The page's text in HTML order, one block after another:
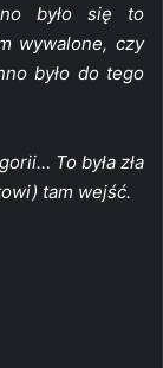
było się to
wywalone, czy
było do tego
To była zła
tam wejść.